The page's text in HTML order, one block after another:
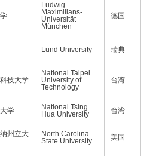
Ludwig-
Maximilians-
Universität
München
德国
Lund University 瑞典
技大学
National Taipei
University of
Technology
台湾
学
National Tsing
Hua University
台湾
州立大
North Carolina
State University
美国